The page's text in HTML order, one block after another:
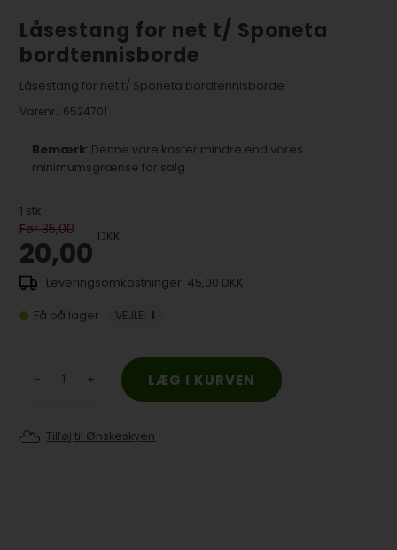
Låsestang for net t/ Sponeta
bordtennisborde
Låsestang for net t/ Sponeta bordtennisborde
Varenr.: 6524701
Bemærk: Denne vare koster mindre end vores
minimumsgrænse for salg
1 stk.
Før 35,00
20,00 DKK
45,00 DKK
Få på lager
VEJLE: 1
- +
Tilføj til Ønskeskyen